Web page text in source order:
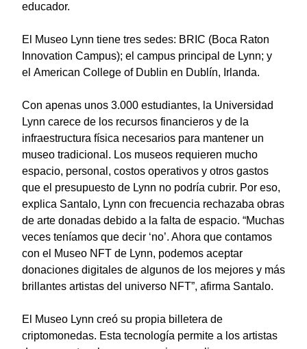
educador.
El Museo Lynn tiene tres sedes: BRIC (Boca Raton
Innovation Campus); el campus principal de Lynn; y
el American College of Dublin en Dublín, Irlanda.
Con apenas unos 3.000 estudiantes, la Universidad
Lynn carece de los recursos financieros y de la
infraestructura física necesarios para mantener un
museo tradicional. Los museos requieren mucho
espacio, personal, costos operativos y otros gastos
que el presupuesto de Lynn no podría cubrir. Por eso,
explica Santalo, Lynn con frecuencia rechazaba obras
de arte donadas debido a la falta de espacio. “Muchas
veces teníamos que decir ‘no’. Ahora que contamos
con el Museo NFT de Lynn, podemos aceptar
donaciones digitales de algunos de los mejores y más
brillantes artistas del universo NFT”, afirma Santalo.
El Museo Lynn creó su propia billetera de
criptomonedas. Esta tecnología permite a los artistas